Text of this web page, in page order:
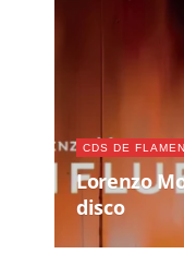
CDS DE
Lorenzo
disco